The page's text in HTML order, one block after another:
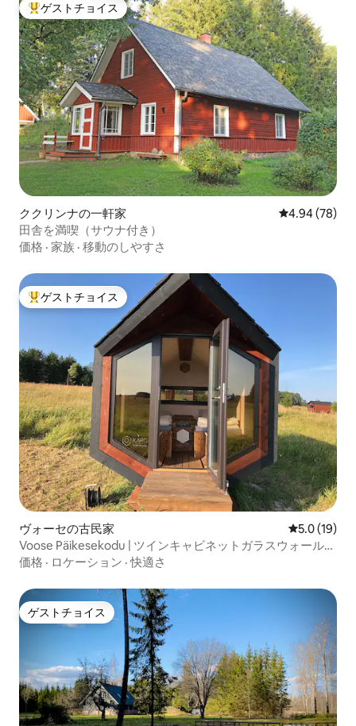
大好評のゲストチョイスです。
ゲストチョイス
ククリンナの一軒家 レビュー78
4.94 (78)
田舎を満喫（サウナ付き）
価格 · 家族 · 移動のしやすさ
大好評のゲストチョイスです。
ゲストチョイス
ヴォーセの古民家 レビュー19
5.0 (19)
Voose Päikesekodu | ツインキャビネットガラスウォールキ
ャビン
価格 · ロケーション ·快適さ
ゲストチョイス
ゲストチョイス